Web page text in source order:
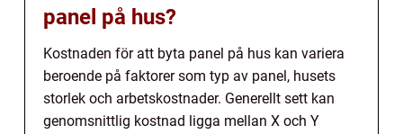
panel på hus?
Kostnaden för att byta panel på hus kan variera
beroende på faktorer som typ av panel, husets
storlek och arbetskostnader. Generellt sett kan
genomsnittlig kostnad ligga mellan X och Y